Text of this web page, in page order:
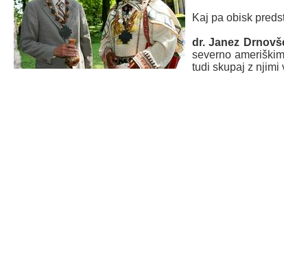
Kaj pa obisk
dr. Janez
severno
tudi skupaj z njimi